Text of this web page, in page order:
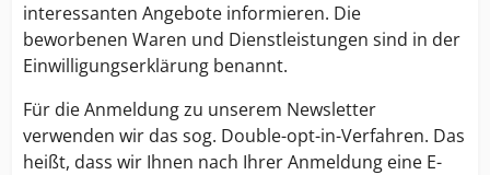
interessanten Angebote informieren. Die
beworbenen Waren und Dienstleistungen sind in der
Einwilligungserklärung benannt.
Für die Anmeldung zu unserem Newsletter
verwenden wir das sog. Double-opt-in-Verfahren. Das
heißt, dass wir Ihnen nach Ihrer Anmeldung eine E-